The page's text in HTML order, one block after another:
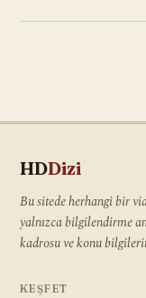
HDDizi
Bu sitede herhangi bir
yalnızca bilgilendirme
kadrosu ve konu
KEŞFET